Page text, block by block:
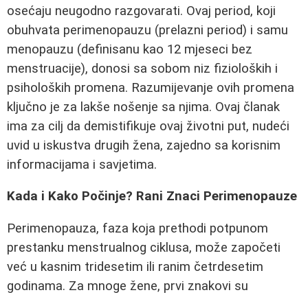
osećaju neugodno razgovarati. Ovaj period, koji
obuhvata perimenopauzu (prelazni period) i samu
menopauzu (definisanu kao 12 mjeseci bez
menstruacije), donosi sa sobom niz fizioloških i
psiholoških promena. Razumijevanje ovih promena
ključno je za lakše nošenje sa njima. Ovaj članak
ima za cilj da demistifikuje ovaj životni put, nudeći
uvid u iskustva drugih žena, zajedno sa korisnim
informacijama i savjetima.
Kada i Kako Počinje? Rani Znaci Perimenopauze
Perimenopauza, faza koja prethodi potpunom
prestanku menstrualnog ciklusa, može započeti
već u kasnim tridesetim ili ranim četrdesetim
godinama. Za mnoge žene, prvi znakovi su